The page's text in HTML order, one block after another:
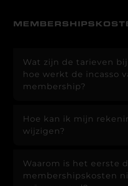
Wat zijn de tarieven
hoe werkt de incasso
membership?
Hoe kan ik mijn
wijzigen?
Waarom is het eerste
membershipskosten